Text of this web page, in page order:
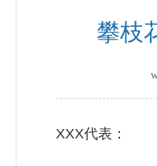
攀枝
XXX代表：